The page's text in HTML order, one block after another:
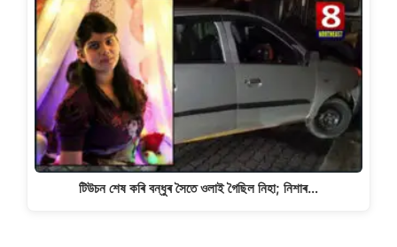
টিউচন শেষ কৰি বন্ধুৰ সৈতে ওলাই গৈছিল নিহা; নিশাৰ…